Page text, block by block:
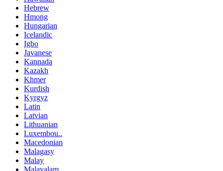
Hebrew
Hmong
Hungarian
Icelandic
Igbo
Javanese
Kannada
Kazakh
Khmer
Kurdish
Kyrgyz
Latin
Latvian
Lithuanian
Luxembou..
Macedonian
Malagasy
Malay